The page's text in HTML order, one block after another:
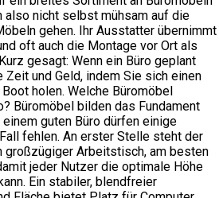
also nicht selbst mühsam auf die
gehen. Ihr Ausstatter übernimmt
oft auch die Montage vor Ort als
gesagt: Wenn ein Büro geplant
und Geld, indem Sie sich einen
holen. Welche Büromöbel
Büromöbel bilden das Fundament
guten Büro dürfen einige
fehlen. An erster Stelle steht der
großzügiger Arbeitstisch, am besten
jeder Nutzer die optimale Höhe
Ein stabiler, blendfreier